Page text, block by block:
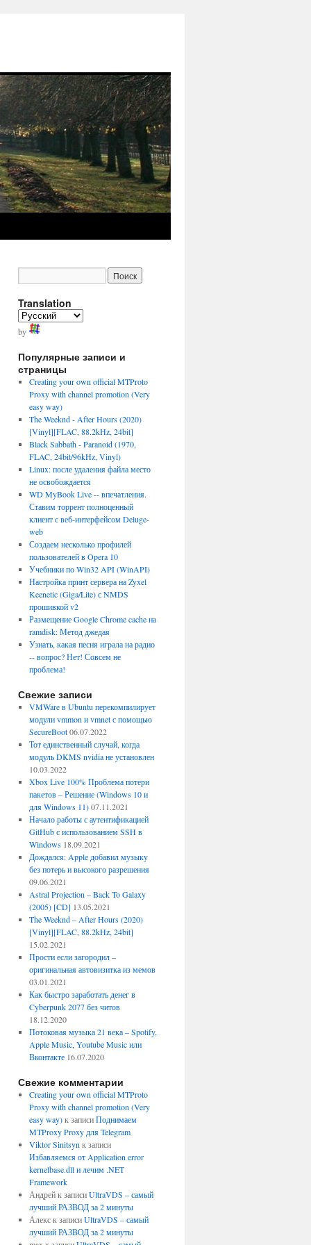
Translation
by
Популярные записи и
страницы
Creating your own official MTProto
Proxy with channel promotion (Very
easy way)
The Weeknd - After Hours (2020)
[Vinyl][FLAC, 88.2kHz, 24bit]
Black Sabbath - Paranoid (1970,
FLAC, 24bit/96kHz, Vinyl)
Linux: после удаления файла место
не освобождается
WD MyBook Live -- впечатления.
Ставим торрент полноценный
клиент с веб-интерфейсом Deluge-
web
Создаем несколько профилей
пользователей в Opera 10
Учебники по Win32 API (WinAPI)
Настройка принт сервера на Zyxel
Keenetic (Giga/Lite) с NMDS
прошивкой v2
Размещение Google Chrome cache на
ramdisk: Метод джедая
Узнать, какая песня играла на радио
-- вопрос? Нет! Совсем не
проблема!
Свежие записи
VMWare в Ubuntu перекомпилирует
модули vmmon и vmnet с помощью
SecureBoot 06.07.2022
Тот единственный случай, когда
модуль DKMS nvidia не установлен
10.03.2022
Xbox Live 100% Проблема потери
пакетов – Решение (Windows 10 и
для Windows 11) 07.11.2021
Начало работы с аутентификацией
GitHub с использованием SSH в
Windows 18.09.2021
Дождался: Apple добавил музыку
без потерь и высокого разрешения
09.06.2021
Astral Projection – Back To Galaxy
(2005) [CD] 13.05.2021
The Weeknd – After Hours (2020)
[Vinyl][FLAC, 88.2kHz, 24bit]
15.02.2021
Прости если загородил –
оригинальная автовизитка из мемов
03.01.2021
Как быстро заработать денег в
Cyberpunk 2077 без читов
18.12.2020
Потоковая музыка 21 века – Spotify,
Apple Music, Youtube Music или
Вконтакте 16.07.2020
Свежие комментарии
Creating your own official MTProto
Proxy with channel promotion (Very
easy way)к записиПоднимаем
MTProxy Proxy для Telegram
Viktor Sinitsyn к записи
Избавляемся от Application error
kernelbase.dll и лечим .NET
Framework
Андрейк записиUltraVDS – самый
лучший РАЗВОД за 2 минуты
Алекск записиUltraVDS – самый
лучший РАЗВОД за 2 минуты